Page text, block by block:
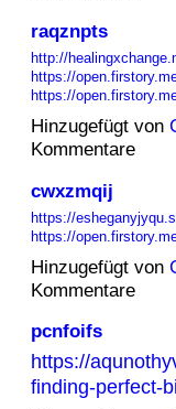
raqznpts
http://
https://
https://
Hinzugefügt von
Kommentare
cwxzmqij
https://
https://
Hinzugefügt von
Kommentare
pcnfoifs
https://
finding-perfect-